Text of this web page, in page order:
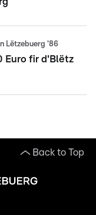
Lëtzebuerg '86
Euro fir d'Blëtz
Back to Top